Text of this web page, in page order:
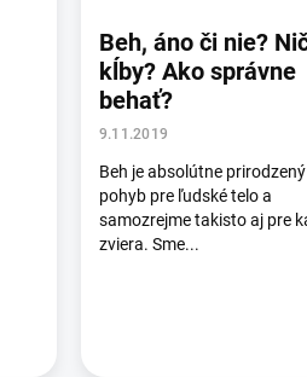
Beh, áno či nie?
kĺby? Ako správne
behať?
9.11.2019
Beh je absolútne prirodzený
pohyb pre ľudské telo a
samozrejme takisto aj pre
zviera. Sme...